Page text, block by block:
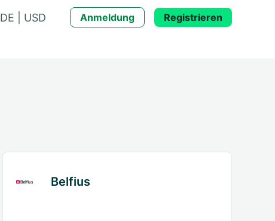
DE | USD Anmeldung Registrieren
Belfius